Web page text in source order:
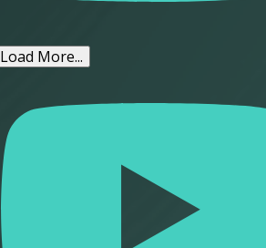
Load More...